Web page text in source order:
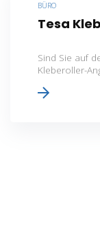
BÜRO
Tesa
Sind Sie auf
Kleberoller-